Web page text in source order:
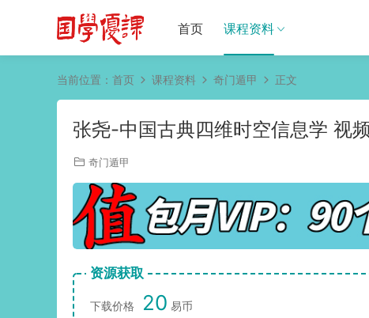
首页 课程资料
当前位置： 首页 课程资料 奇门遁甲 正文
张尧-中国古典四维时空信息学 视
奇门遁甲
资源获取
下载价格 20 易币